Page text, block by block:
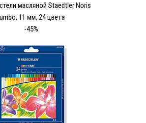
масляной Staedtler Noris
11 мм, 24 цвета
-45%